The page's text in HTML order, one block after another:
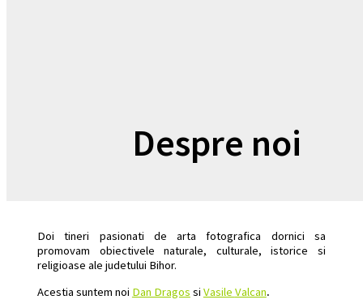
Despre noi
Doi tineri pasionati de arta fotografica dornici sa
promovam obiectivele naturale, culturale, istorice si
religioase ale judetului Bihor.
Acestia suntem noi Dan Dragos si Vasile Valcan.